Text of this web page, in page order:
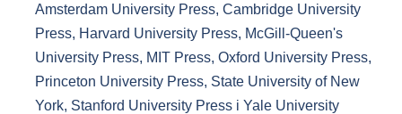
Amsterdam University Press, Cambridge University
Press, Harvard University Press, McGill-Queen's
University Press, MIT Press, Oxford University Press,
Princeton University Press, State University of New
York, Stanford University Press i Yale University